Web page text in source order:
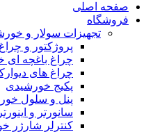
صفحه اصلی
فروشگاه
تجهیزات سولار و
پروژکتور و
چراغ باغچه ای
چراغ های
پکیج خورشیدی
پنل و سلول
سانورتر و اینورتر
کنترلر شارژر